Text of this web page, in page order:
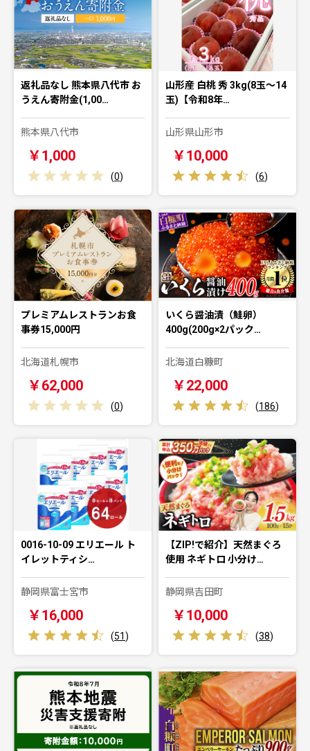
返礼品なし 熊本県八代市 お
うえん寄附金(1,00…
熊本県八代市
￥1,000
(0)
山形産 白桃 秀 3kg(8玉～14
玉)【令和8年…
山形県山形市
￥10,000
(6)
プレミアムレストランお食
事券15,000円
北海道札幌市
￥62,000
(0)
いくら醤油漬（鮭卵）
400g(200g×2パック…
北海道白糠町
￥22,000
(186)
0016-10-09 エリエール ト
イレットティシ…
静岡県富士宮市
￥16,000
(51)
【ZIP!で紹介】天然まぐろ
使用 ネギトロ 小分け…
静岡県吉田町
￥10,000
(38)